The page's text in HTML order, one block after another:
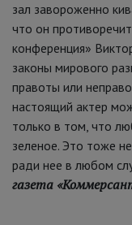
зал завороженно
что он
конференция»
законы мирового
правоты или
настоящий актер
только в том, что
зеленое. Это тоже
ради нее в любом
газета